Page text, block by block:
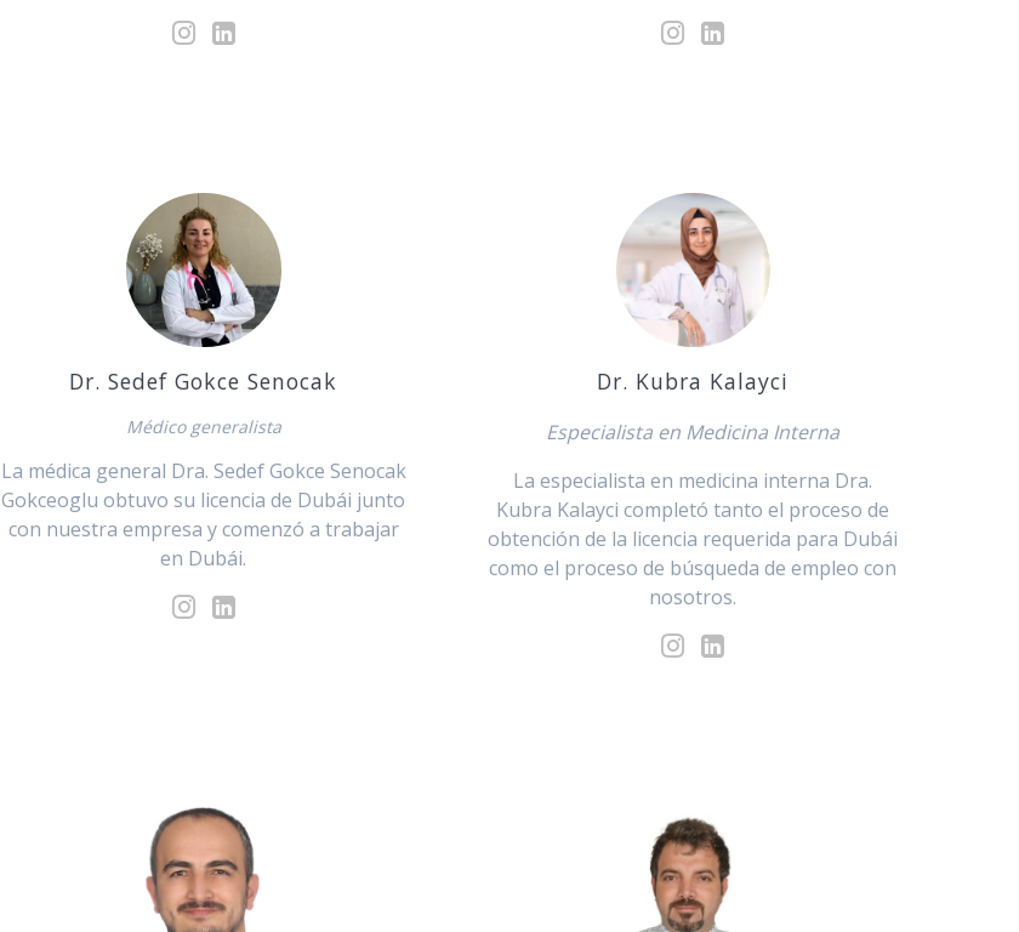
Dr. Sedef Gokce Senocak
Médico generalista
La médica general Dra. Sedef Gokce Senocak
Gokceoglu obtuvo su licencia de Dubái junto
con nuestra empresa y comenzó a trabajar
en Dubái.
Dr. Kubra Kalayci
Especialista en Medicina Interna
La especialista en medicina interna Dra.
Kubra Kalayci completó tanto el proceso de
obtención de la licencia requerida para Dubái
como el proceso de búsqueda de empleo con
nosotros.